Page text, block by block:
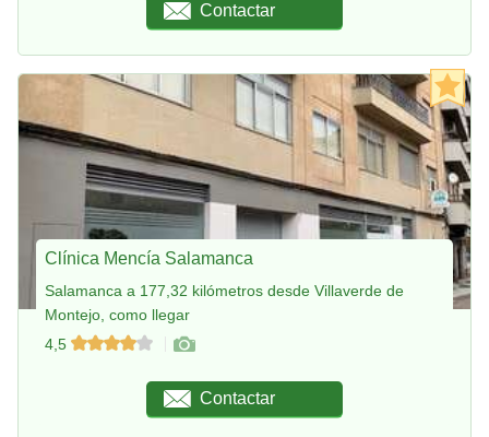
Contactar
Clínica Mencía Salamanca
Salamanca a 177,32 kilómetros desde Villaverde de
Montejo, como llegar
4,5
Contactar